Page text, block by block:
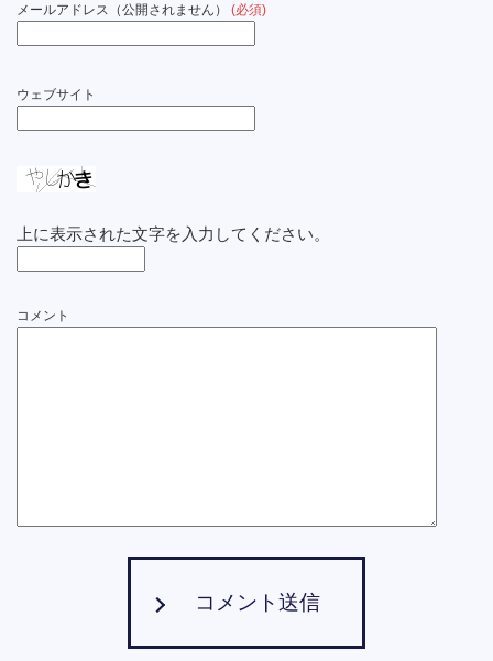
メールアドレス（公開されません） (必須)
ウェブサイト
上に表示された文字を入力してください。
コメント
コメント送信